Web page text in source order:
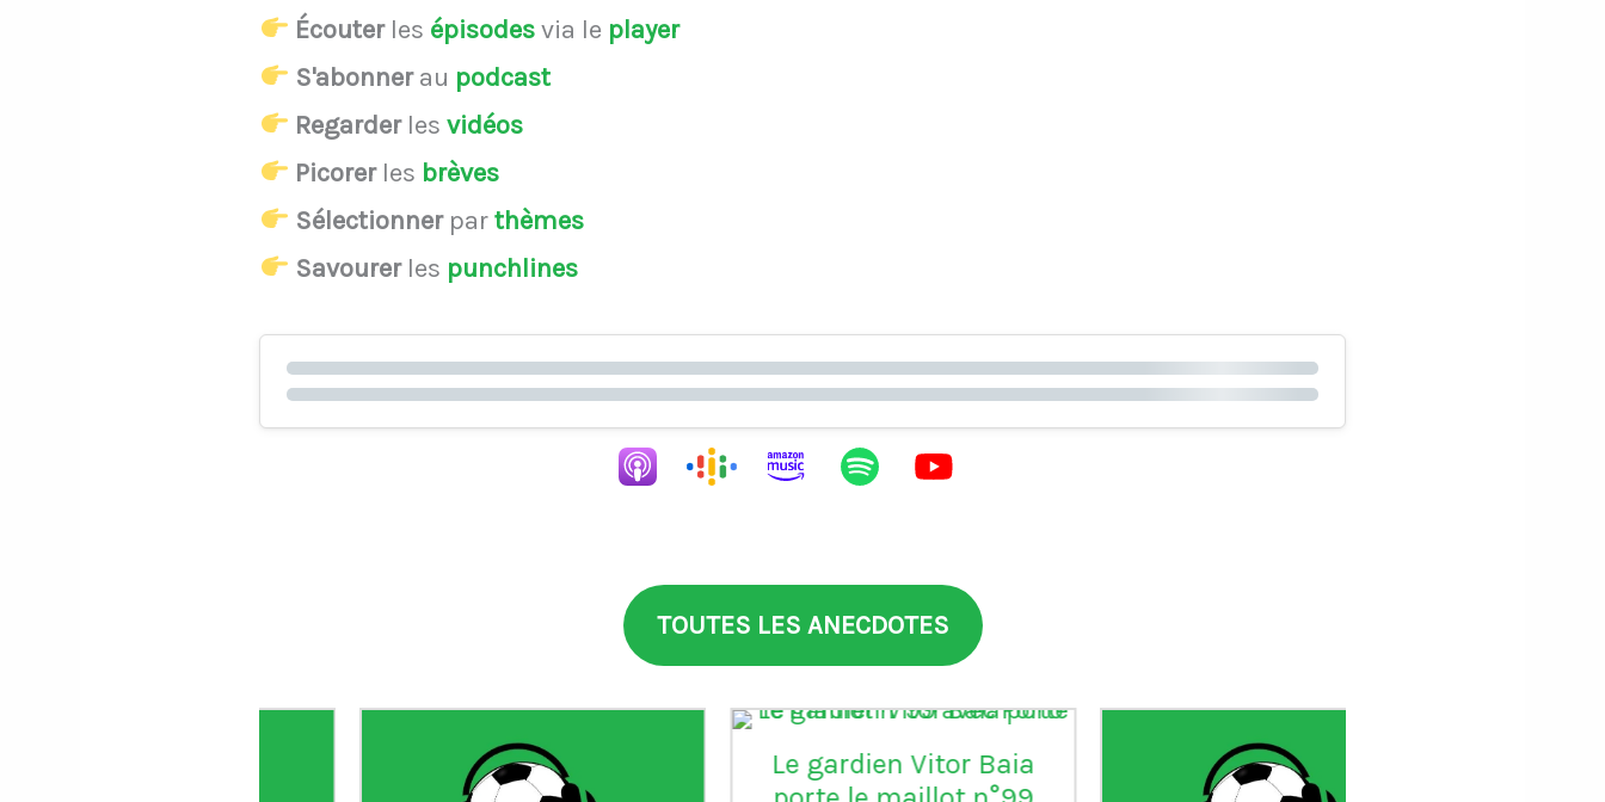
Écouterles épisodesvia le player
S'abonnerau podcast
Regarderlesvidéos
Picorerles brèves
Sélectionnerparthèmes
Savourerles punchlines
TOUTES LES ANECDOTES
Le gardien Vitor Baia